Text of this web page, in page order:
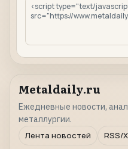
Metaldaily.ru
Ежедневные новости,
металлургии.
Лента новостей
RSS/